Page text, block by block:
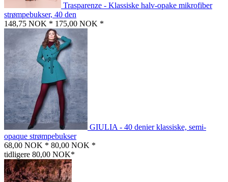
Trasparenze - Klassiske halv-opake mikrofiber
strømpebukser, 40 den
148,75 NOK * 175,00 NOK *
GIULIA - 40 denier klassiske, semi-
opaque strømpebukser
68,00 NOK * 80,00 NOK *
tidligere 80,00 NOK*